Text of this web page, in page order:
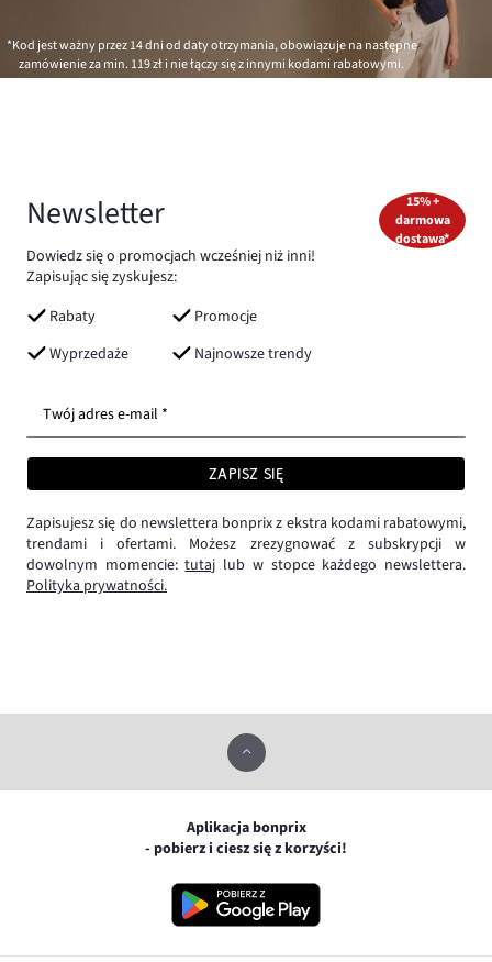
*Kod jest ważny przez 14 dni od daty otrzymania, obowiązuje na następne
zamówienie za min. 119 złi nie łączy się z innymi kodami rabatowymi.
Newsletter
Dowiedz się o promocjach wcześniej niż inni!
Zapisując się zyskujesz:
Rabaty
Promocje
Wyprzedaże
Najnowsze trendy
15% +
darmowa
dostawa*
Twój adres e-mail *
ZAPISZ SIĘ
Zapisujesz się do newslettera bonprix z ekstra kodami rabatowymi,
trendami i ofertami. Możesz zrezygnować z subskrypcji w
dowolnym momencie:tutaj lub w stopce każdego newslettera.
Polityka prywatności.
Aplikacja bonprix
- pobierz i ciesz się z korzyści!